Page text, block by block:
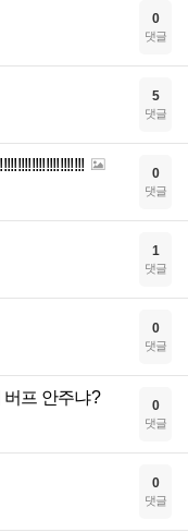
0
댓글
5
댓글
0
댓글
1
댓글
0
댓글
버프 안주냐? 0
댓글
0
댓글